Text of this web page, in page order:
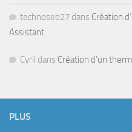
technoseb27 dans Création
Assistant
Cyril dans Création d’un
PLUS